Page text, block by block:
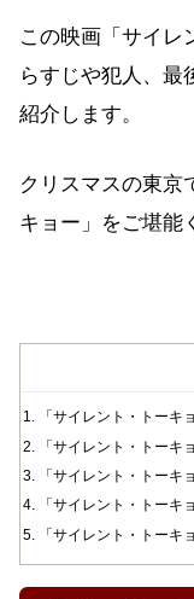
この映画「サイレ
らすじや犯人、最
紹介します。
クリスマスの東京
キョー」をご堪能
「サイレント・トーキ
「サイレント・トーキ
「サイレント・トーキ
「サイレント・トーキ
「サイレント・トーキ